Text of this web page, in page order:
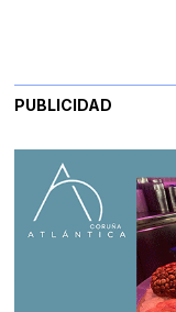
PUBLICIDAD